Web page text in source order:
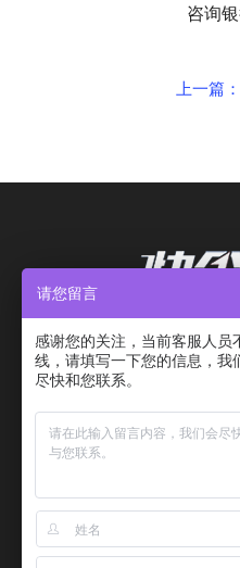
咨询
上一篇：
涉内外企业
请您留言
感谢您的关注，当前客服人员
线，请填写一下您的信息，我
尽快和您联系。